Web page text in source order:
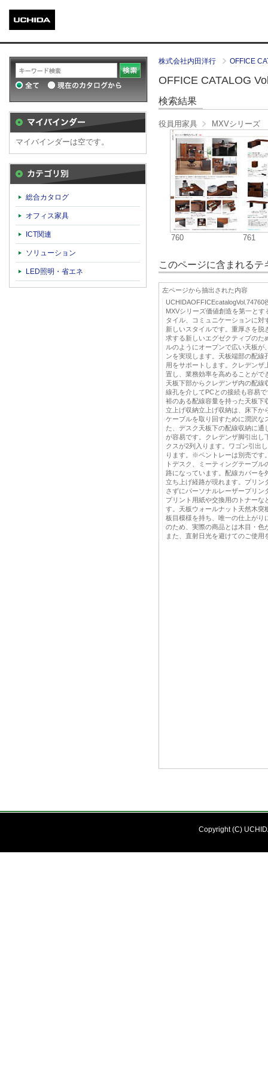
株式会社内田洋行 OFFICE
OFFICE CATALOG
検索結果
役員用家具 MXVシリーズ
760 761
このページに含まれる
左ページから抽出された内容
UCHIDAOFFICEcatalogVol.74760
MXVシリーズ価値創造を第一と
タイル、コミュニケーションに
新しいスタイルです。重厚さを脱
求する新しいエグゼクティブのた
ルのようにオープンで広い天板
ンを実現します。天板端部の配線
用をサポートします。クレデンザ
置し、業務効率を高めることがで
天板下部からクレデンザ内の配線
線孔を介してPCとの接続も容易
裕のある配線容量を持った天板下
立上げ収納立上げ収納は、床下か
ケーブルを取り回すために潤沢な
た、デスク天板下の配線収納に通
が容易です。クレデンザ脚引出し
クスが2列入ります。ワゴン引出
ります。※ペントレーは別売です
トデスク、ミーティングテーブ
路になっています。配線カバーを
立ち上げ経路が現れます。プリン
さずにパーソナルレーザープリ
プリント用紙や交換用のトナーな
す。天板ウォールナット天然木突
板目模様を持ち、唯一の仕上がり
のため、実際の商品とは木目・色
また、直射日光を避けてのご使用
マイバインダーは空です。
総合カタログ
オフィス家具
ICT関連
ソリューション
LED照明・省エネ
Copyright (C)